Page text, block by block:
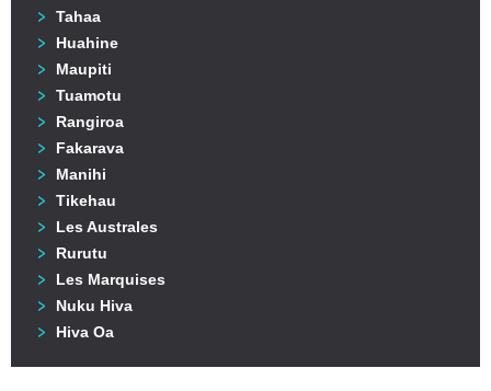
Tahaa
Huahine
Maupiti
Tuamotu
Rangiroa
Fakarava
Manihi
Tikehau
Les Australes
Rurutu
Les Marquises
Nuku Hiva
Hiva Oa